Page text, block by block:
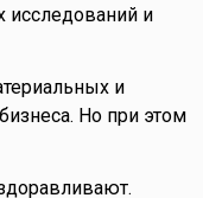
исследований и
и
Но при этом